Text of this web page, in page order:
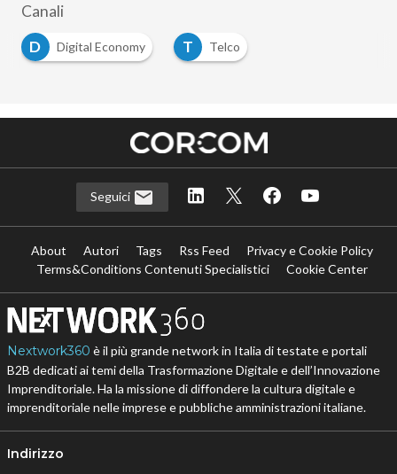
Canali
D
Digital Economy T Telco
Seguici
About Autori Tags Rss Feed
Privacy e Cookie Policy
Terms&Conditions Contenuti Specialistici
Cookie Center
Nextwork360 è il più grande network in Italia di testate e portali
B2B dedicati ai temi della Trasformazione Digitale e dell’Innovazione
Imprenditoriale. Ha la missione di diffondere la cultura digitale e
imprenditoriale nelle imprese e pubbliche amministrazioni italiane.
Indirizzo